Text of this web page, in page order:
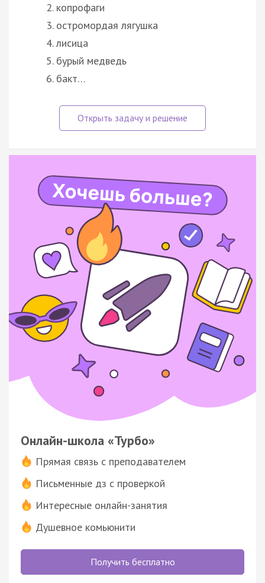
копрофаги
остромордая лягушка
лисица
бурый медведь
бакт…
Онлайн-школа «Турбо»
Прямая связь с преподавателем
Письменные дз с проверкой
Интересные онлайн-занятия
Душевное комьюнити
Получить бесплатно